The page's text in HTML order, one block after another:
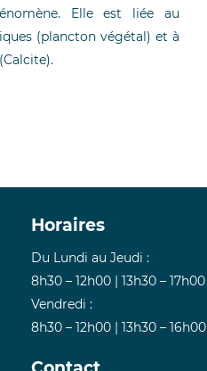
Elle est liée au
(plancton végétal) et à
Horaires
Du Lundi au Jeudi :
8h30 – 12h00 | 13h30 – 17h00
Vendredi :
8h30 – 12h00 | 13h30 – 16h00